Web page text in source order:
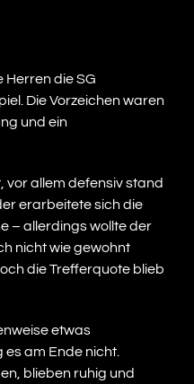
Herren die SG
Die Vorzeichen waren
und ein
vor allem defensiv stand
erarbeitete sich die
– allerdings wollte der
nicht wie gewohnt
die Trefferquote blieb
etwas
am Ende nicht.
blieben ruhig und